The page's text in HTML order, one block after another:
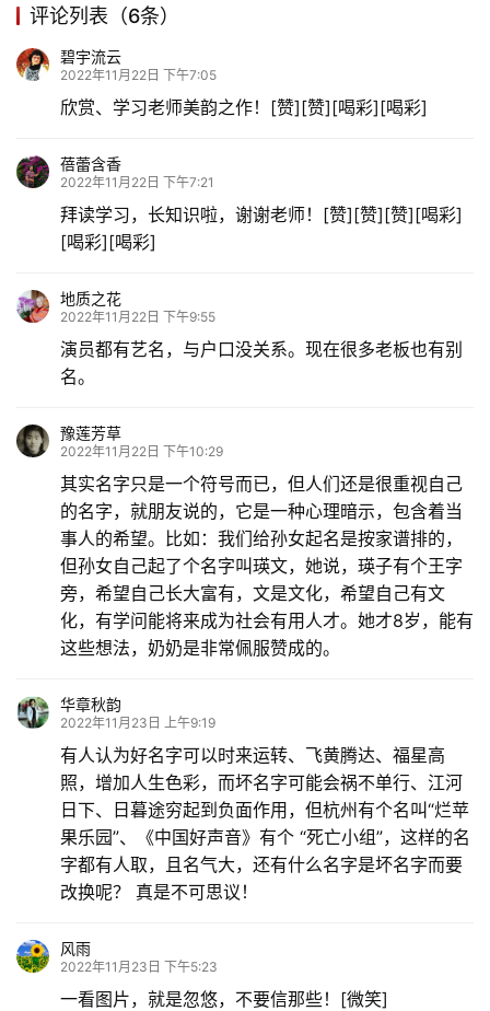
评论列表（6条）
碧宇流云
2022年11月22日 下午7:05
欣赏、学习老师美韵之作！[赞][赞][喝彩][喝彩]
蓓蕾含香
2022年11月22日 下午7:21
拜读学习，长知识啦，谢谢老师！[赞][赞][赞][喝彩]
[喝彩][喝彩]
地质之花
2022年11月22日 下午9:55
演员都有艺名，与户口没关系。现在很多老板也有别
名。
豫莲芳草
2022年11月22日 下午10:29
其实名字只是一个符号而已，但人们还是很重视自己
的名字，就朋友说的，它是一种心理暗示，包含着当
事人的希望。比如：我们给孙女起名是按家谱排的，
但孙女自己起了个名字叫瑛文，她说，瑛子有个王字
旁，希望自己长大富有，文是文化，希望自己有文
化，有学问能将来成为社会有用人才。她才8岁，能有
这些想法，奶奶是非常佩服赞成的。
华章秋韵
2022年11月23日 上午9:19
有人认为好名字可以时来运转、飞黄腾达、福星高
照，增加人生色彩，而坏名字可能会祸不单行、江河
日下、日暮途穷起到负面作用，但杭州有个名叫“烂苹
果乐园”、《中国好声音》有个 “死亡小组”，这样的名
字都有人取，且名气大，还有什么名字是坏名字而要
改换呢？ 真是不可思议！
风雨
2022年11月23日 下午5:23
一看图片，就是忽悠，不要信那些！[微笑]